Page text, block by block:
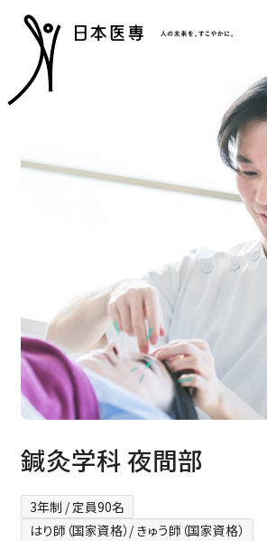
鍼灸学科 夜間部
3年制 / 定員90名
はり師（国家資格）/ きゅう師（国家資格）